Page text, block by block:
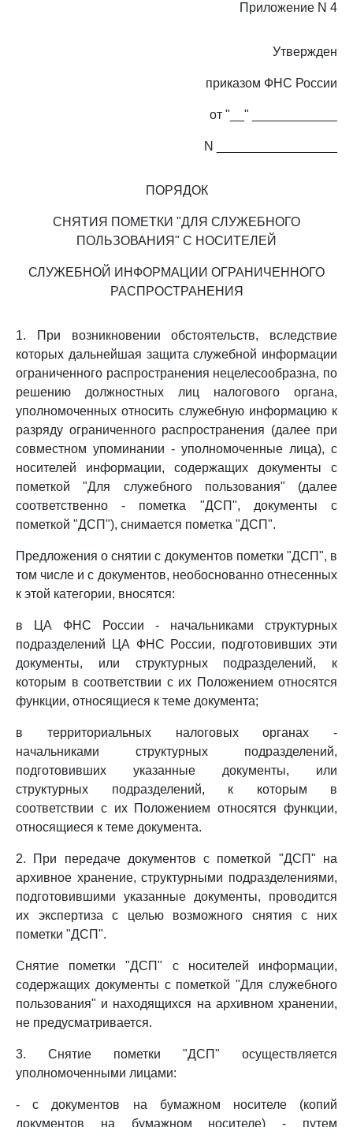
Приложение N 4
Утвержден
приказом ФНС России
от "__" ____________
N _________________
ПОРЯДОК
СНЯТИЯ ПОМЕТКИ "ДЛЯ СЛУЖЕБНОГО
ПОЛЬЗОВАНИЯ" С НОСИТЕЛЕЙ
СЛУЖЕБНОЙ ИНФОРМАЦИИ ОГРАНИЧЕННОГО
РАСПРОСТРАНЕНИЯ
1. При возникновении обстоятельств, вследствие
которых дальнейшая защита служебной информации
ограниченного распространения нецелесообразна, по
решению должностных лиц налогового органа,
уполномоченных относить служебную информацию к
разряду ограниченного распространения (далее при
совместном упоминании - уполномоченные лица), с
носителей информации, содержащих документы с
пометкой "Для служебного пользования" (далее
соответственно - пометка "ДСП", документы с
пометкой "ДСП"), снимается пометка "ДСП".
Предложения о снятии с документов пометки "ДСП", в
том числе и с документов, необоснованно отнесенных
к этой категории, вносятся:
в ЦА ФНС России - начальниками структурных
подразделений ЦА ФНС России, подготовивших эти
документы, или структурных подразделений, к
которым в соответствии с их Положением относятся
функции, относящиеся к теме документа;
в территориальных налоговых органах -
начальниками структурных подразделений,
подготовивших указанные документы, или
структурных подразделений, к которым в
соответствии с их Положением относятся функции,
относящиеся к теме документа.
2. При передаче документов с пометкой "ДСП" на
архивное хранение, структурными подразделениями,
подготовившими указанные документы, проводится
их экспертиза с целью возможного снятия с них
пометки "ДСП".
Снятие пометки "ДСП" с носителей информации,
содержащих документы с пометкой "Для служебного
пользования" и находящихся на архивном хранении,
не предусматривается.
3. Снятие пометки "ДСП" осуществляется
уполномоченными лицами:
- с документов на бумажном носителе (копий
документов на бумажном носителе) - путем